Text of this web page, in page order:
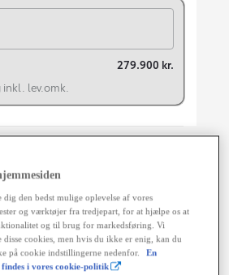
279.900 kr.
lev.omk.
Modelår
2024
Brændstof
Diesel
den bedst mulige oplevelse af vores
og værktøjer fra tredjepart, for at hjælpe os at
og til brug for markedsføring. Vi
disse cookies, men hvis du ikke er enig, kan du
på cookie indstillingerne nedenfor.
En
i vores cookie-politik